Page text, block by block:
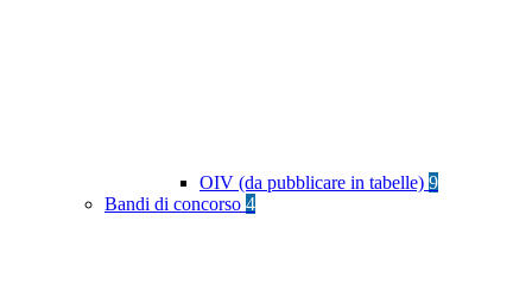
OIV (da pubblicare in tabelle) 9
Bandi di concorso 4